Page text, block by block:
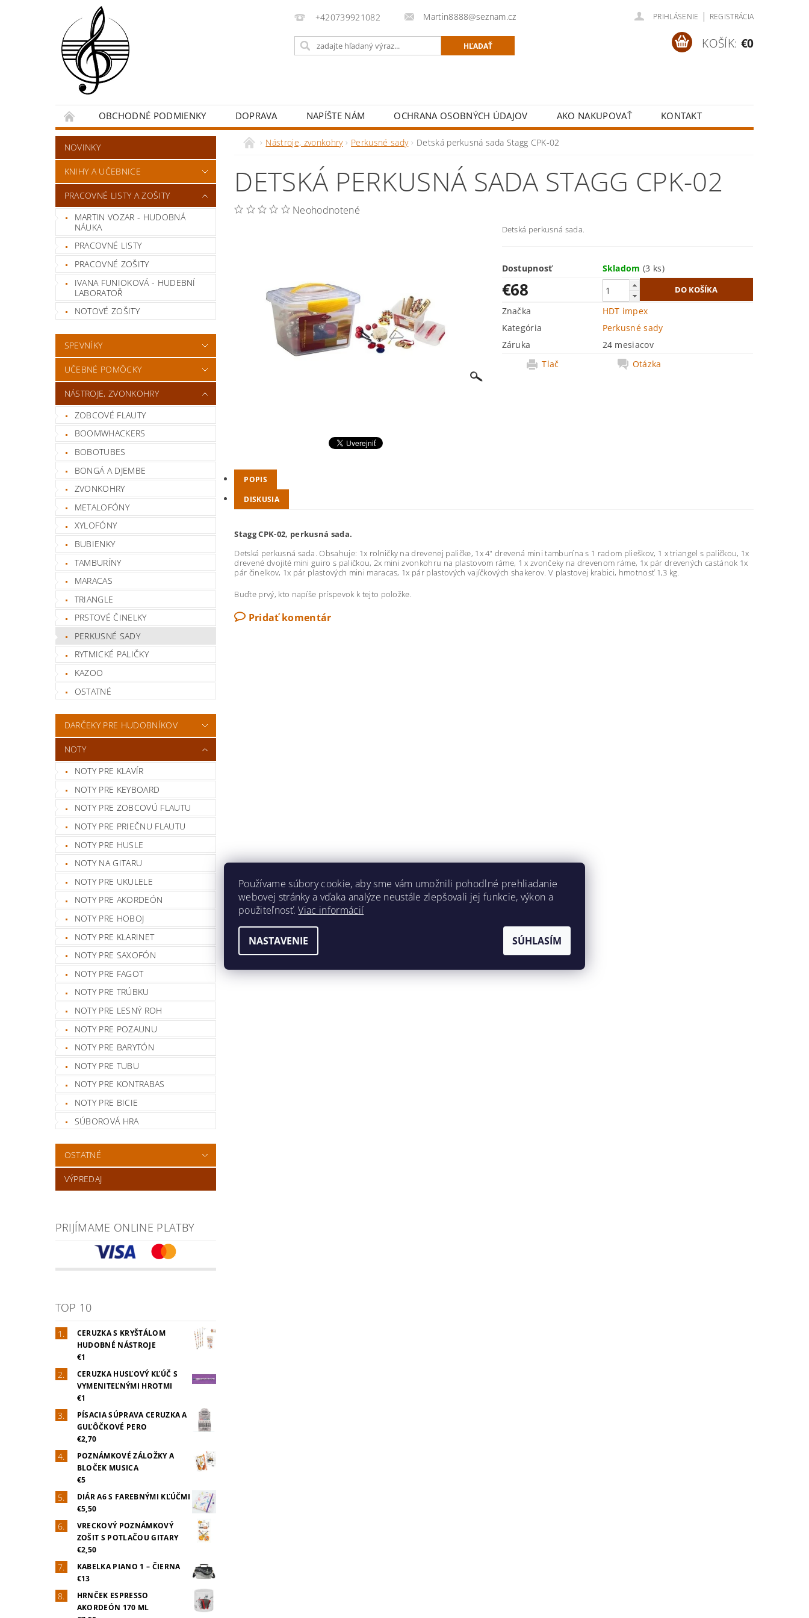
+420739921082 Martin8888@seznam.cz PRIHLÁSENIE | REGISTRÁCIA
KOŠÍK: €0
OBCHODNÉ PODMIENKY DOPRAVA NAPÍŠTE NÁM OCHRANA OSOBNÝCH ÚDAJOV AKO NAKUPOVAŤ KONTAKT
NOVINKY
KNIHY A UČEBNICE
PRACOVNÉ LISTY A ZOŠITY
MARTIN VOZAR - HUDOBNÁ
NÁUKA
PRACOVNÉ LISTY
PRACOVNÉ ZOŠITY
IVANA FUNIOKOVÁ - HUDEBNÍ
LABORATOŘ
NOTOVÉ ZOŠITY
SPEVNÍKY
UČEBNÉ POMÔCKY
NÁSTROJE, ZVONKOHRY
ZOBCOVÉ FLAUTY
BOOMWHACKERS
BOBOTUBES
BONGÁ A DJEMBE
ZVONKOHRY
METALOFÓNY
XYLOFÓNY
BUBIENKY
TAMBURÍNY
MARACAS
TRIANGLE
PRSTOVÉ ČINELKY
PERKUSNÉ SADY
RYTMICKÉ PALIČKY
KAZOO
OSTATNÉ
DARČEKY PRE HUDOBNÍKOV
NOTY
NOTY PRE KLAVÍR
NOTY PRE KEYBOARD
NOTY PRE ZOBCOVÚ FLAUTU
NOTY PRE PRIEČNU FLAUTU
NOTY PRE HUSLE
NOTY NA GITARU
NOTY PRE UKULELE
NOTY PRE AKORDEÓN
NOTY PRE HOBOJ
NOTY PRE KLARINET
NOTY PRE SAXOFÓN
NOTY PRE FAGOT
NOTY PRE TRÚBKU
NOTY PRE LESNÝ ROH
NOTY PRE POZAUNU
NOTY PRE BARYTÓN
NOTY PRE TUBU
NOTY PRE KONTRABAS
NOTY PRE BICIE
SÚBOROVÁ HRA
OSTATNÉ
VÝPREDAJ
PRIJÍMAME ONLINE PLATBY
TOP 10
CERUZKA S KRYŠTÁLOM
HUDOBNÉ NÁSTROJE
€1
CERUZKA HUSĽOVÝ KĽÚČ S
VYMENITEĽNÝMI HROTMI
€1
PÍSACIA SÚPRAVA CERUZKA A
GUĽÔČKOVÉ PERO
€2,70
POZNÁMKOVÉ ZÁLOŽKY A
BLOČEK MUSICA
€5
DIÁR A6 S FAREBNÝMI KĽÚČMI
€5,50
VRECKOVÝ POZNÁMKOVÝ
ZOŠIT S POTLAČOU GITARY
€2,50
KABELKA PIANO 1 – ČIERNA
€13
HRNČEK ESPRESSO
AKORDEÓN 170 ML
Nástroje, zvonkohry Perkusné sady Detská perkusná sada Stagg CPK-02
DETSKÁ PERKUSNÁ SADA STAGG CPK-02
Neohodnotené
Detská perkusná sada.
Dostupnosť Skladom(3 ks)
€68
Značka
HDT impex
Kategória
Perkusné sady
Záruka
24 mesiacov
Tlač
Otázka
POPIS
DISKUSIA
Stagg CPK-02, perkusná sada.
Detská perkusná sada. Obsahuje: 1x rolničky na drevenej paličke, 1x 4" drevená mini tamburína s 1 radom plieškov, 1 x triangel s paličkou, 1x
drevené dvojité mini guiro s paličkou, 2x mini zvonkohru na plastovom ráme, 1 x zvončeky na drevenom ráme, 1x pár drevených castánok 1x
pár činelkov, 1x pár plastových mini maracas, 1x pár plastových vajíčkových shakerov. V plastovej krabici, hmotnosť 1,3 kg.
Buďte prvý, kto napíše príspevok k tejto položke.
Pridať komentár
Používame súbory cookie, aby sme vám umožnili pohodlné prehliadanie
webovej stránky a vďaka analýze neustále zlepšovali jej funkcie, výkon a
použiteľnosť.Viac informácií
NASTAVENIE SÚHLASÍM